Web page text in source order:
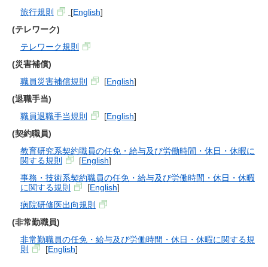
旅行規則
[English]
(テレワーク)
テレワーク規則
(災害補償)
職員災害補償規則
[English]
(退職手当)
職員退職手当規則
[English]
(契約職員)
教育研究系契約職員の任免・給与及び労働時間・休日・休暇に
関する規則
[English]
事務・技術系契約職員の任免・給与及び労働時間・休日・休暇
に関する規則
[English]
病院研修医出向規則
(非常勤職員)
非常勤職員の任免・給与及び労働時間・休日・休暇に関する規
則
[English]